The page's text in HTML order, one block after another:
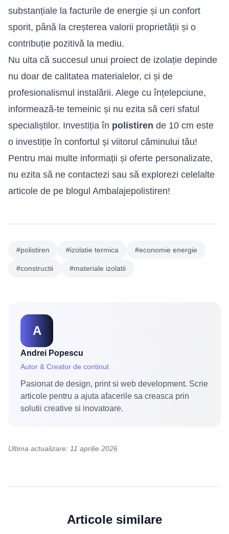
substanțiale la facturile de energie și un confort
sporit, până la creșterea valorii proprietății și o
contribuție pozitivă la mediu.
Nu uita că succesul unui proiect de izolație depinde
nu doar de calitatea materialelor, ci și de
profesionalismul instalării. Alege cu înțelepciune,
informează-te temeinic și nu ezita să ceri sfatul
specialiștilor. Investiția în polistiren de 10 cm este
o investiție în confortul și viitorul căminului tău!
Pentru mai multe informații și oferte personalizate,
nu ezita să ne contactezi sau să explorezi celelalte
articole de pe blogul Ambalajepolistiren!
#polistiren #izolatie termica #economie energie
#constructii #materiale izolatii
A
Andrei Popescu
Autor & Creator de continut
Pasionat de design, print si web development. Scrie
articole pentru a ajuta afacerile sa creasca prin
solutii creative si inovatoare.
Ultima actualizare: 11 aprilie 2026
Articole similare